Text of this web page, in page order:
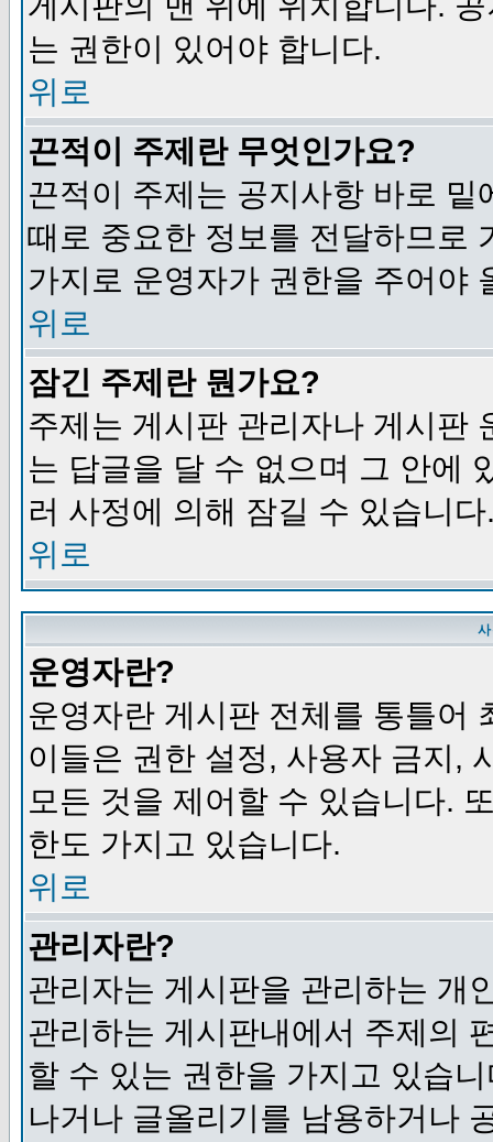
는 권한이 있어야 합니다.
위로
끈적이 주제란 무엇인가요?
끈적이 주제는 공지사항 바로
때로 중요한 정보를 전달하므로
가지로 운영자가 권한을 주어야
위로
잠긴 주제란 뭔가요?
주제는 게시판 관리자나 게시판
는 답글을 달 수 없으며 그 안에
러 사정에 의해 잠길 수 있습니다
위로
운영자란?
운영자란 게시판 전체를 통틀어
이들은 권한 설정, 사용자 금지,
모든 것을 제어할 수 있습니다.
한도 가지고 있습니다.
위로
관리자란?
관리자는 게시판을 관리하는 개
관리하는 게시판내에서 주제의
할 수 있는 권한을 가지고 있습
나거나 글올리기를 남용하거나